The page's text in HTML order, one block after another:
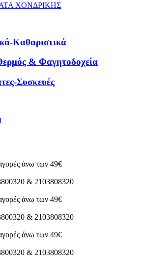
ΧΟΝΔΡΙΚΗΣ
Καθαριστικά
& Φαγητοδοχεία
Συσκευές
άνω των 49€
& 2103808320
άνω των 49€
& 2103808320
άνω των 49€
& 2103808320